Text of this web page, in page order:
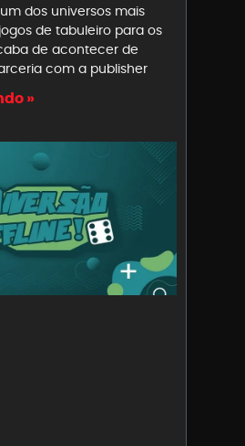
dos universos mais
de tabuleiro para os
de acontecer de
com a publisher
»